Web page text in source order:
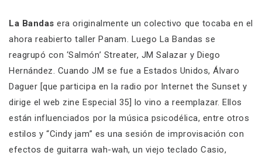
La Bandas era originalmente un colectivo que tocaba en el
ahora reabierto taller Panam. Luego La Bandas se
reagrupó con ‘Salmón’ Streater, JM Salazar y Diego
Hernández. Cuando JM se fue a Estados Unidos, Álvaro
Daguer [que participa en la radio por Internet the Sunset y
dirige el web zine Especial 35] lo vino a reemplazar. Ellos
están influenciados por la música psicodélica, entre otros
estilos y “Cindy jam” es una sesión de improvisación con
efectos de guitarra wah-wah, un viejo teclado Casio,